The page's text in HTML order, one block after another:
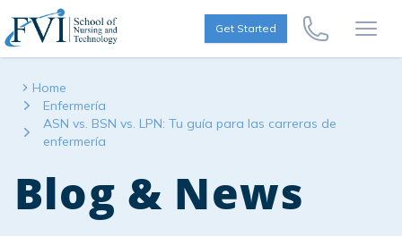
Skip to content
FVI School of Nursing
Get Started
Call Us Now
Home
Enfermería
ASN vs. BSN vs. LPN: Tu guía para las carreras de
enfermería
Blog & News